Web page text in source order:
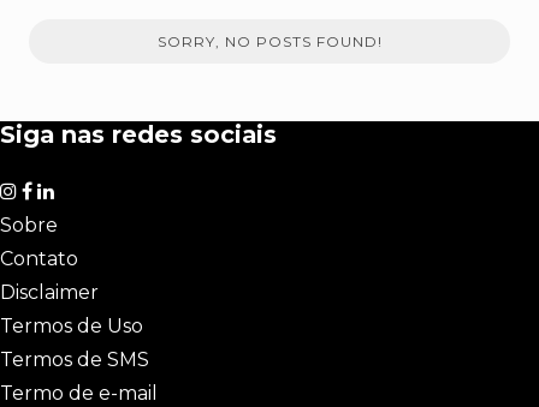
SORRY, NO POSTS FOUND!
Siga nas redes sociais
Sobre
Contato
Disclaimer
Termos de Uso
Termos de SMS
Termo de e-mail